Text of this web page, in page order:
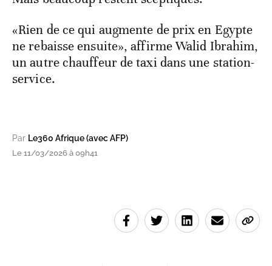
«Rien de ce qui augmente de prix en Egypte
ne rebaisse ensuite», affirme Walid Ibrahim,
un autre chauffeur de taxi dans une station-
service.
Par Le360 Afrique (avec AFP)
Le 11/03/2026 à 09h41